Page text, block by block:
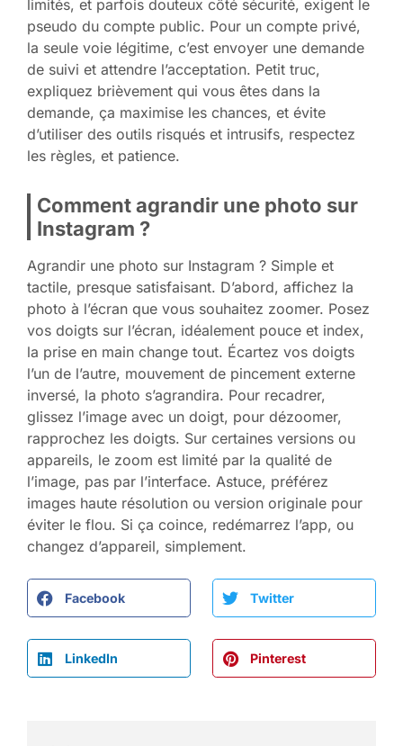
limités, et parfois douteux côté sécurité, exigent le
pseudo du compte public. Pour un compte privé,
la seule voie légitime, c’est envoyer une demande
de suivi et attendre l’acceptation. Petit truc,
expliquez brièvement qui vous êtes dans la
demande, ça maximise les chances, et évite
d’utiliser des outils risqués et intrusifs, respectez
les règles, et patience.
Comment agrandir une photo sur
Instagram ?
Agrandir une photo sur Instagram ? Simple et
tactile, presque satisfaisant. D’abord, affichez la
photo à l’écran que vous souhaitez zoomer. Posez
vos doigts sur l’écran, idéalement pouce et index,
la prise en main change tout. Écartez vos doigts
l’un de l’autre, mouvement de pincement externe
inversé, la photo s’agrandira. Pour recadrer,
glissez l’image avec un doigt, pour dézoomer,
rapprochez les doigts. Sur certaines versions ou
appareils, le zoom est limité par la qualité de
l’image, pas par l’interface. Astuce, préférez
images haute résolution ou version originale pour
éviter le flou. Si ça coince, redémarrez l’app, ou
changez d’appareil, simplement.
Facebook Twitter
LinkedIn Pinterest